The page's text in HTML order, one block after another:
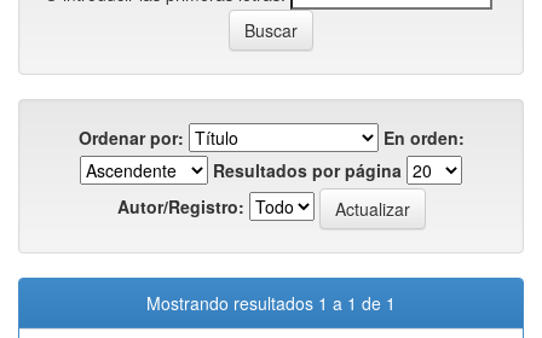
Ordenar por:
En orden:
Resultados por página
Autor/Registro:
Mostrando resultados 1 a 1 de 1